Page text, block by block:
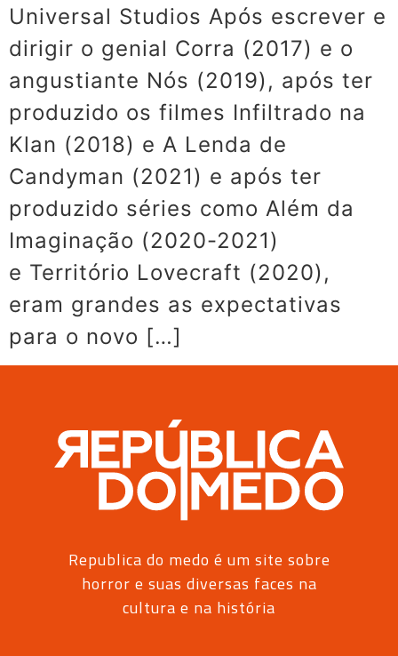
Universal Studios Após escrever e
dirigir o genial Corra (2017) e o
angustiante Nós (2019), após ter
produzido os filmes Infiltrado na
Klan (2018) e A Lenda de
Candyman (2021) e após ter
produzido séries como Além da
Imaginação (2020-2021)
e Território Lovecraft (2020),
eram grandes as expectativas
para o novo […]
Republica do medo é um site sobre
horror e suas diversas faces na
cultura e na história